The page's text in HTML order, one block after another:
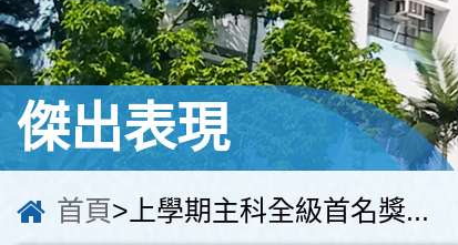
傑出表現
首頁>上學期主科全級首名獎...